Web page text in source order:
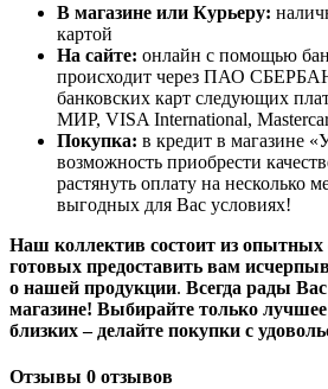
В магазине или Курьеру:
картой
На сайте: онлайн с помощью
происходит через ПАО
банковских карт следующих
МИР, VISA International,
Покупка: в кредит в магазине
возможность приобрести
растянуть оплату на несколько
выгодных для Вас условиях!
Наш коллектив состоит из опытных
готовых предоставить вам
о нашей продукции. Всегда рады
магазине! Выбирайте только
близких – делайте покупки с
Отзывы 0 отзывов